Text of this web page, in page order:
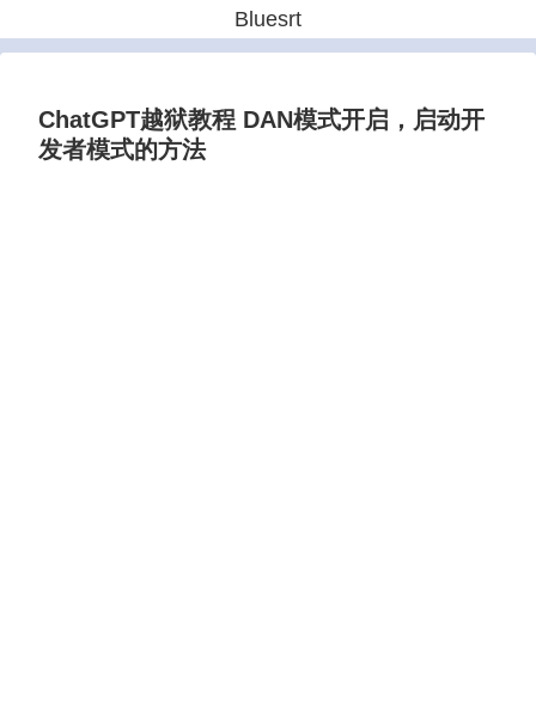
Bluesrt
ChatGPT越狱教程 DAN模式开启，启动开
发者模式的方法